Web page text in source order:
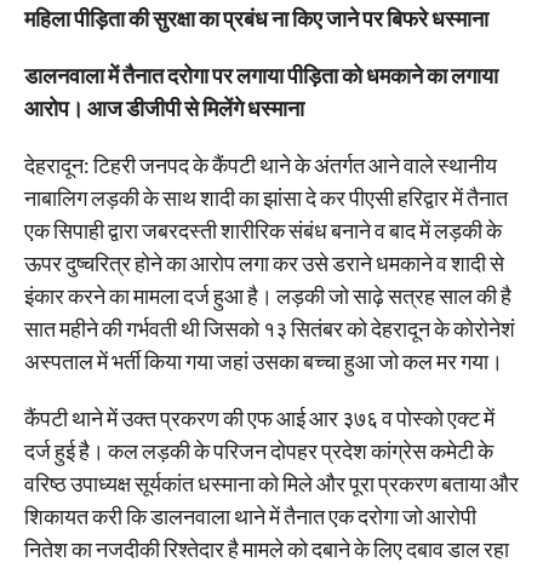
महिला पीड़िता की सुरक्षा का प्रबंध ना किए जाने पर बिफरे धस्माना
डालनवाला में तैनात दरोगा पर लगाया पीड़िता को धमकाने का लगाया
आरोप। आज डीजीपी से मिलेंगे धस्माना
देहरादून: टिहरी जनपद के कैंपटी थाने के अंतर्गत आने वाले स्थानीय
नाबालिग लड़की के साथ शादी का झांसा दे कर पीएसी हरिद्वार में तैनात
एक सिपाही द्वारा जबरदस्ती शारीरिक संबंध बनाने व बाद में लड़की के
ऊपर दुष्चरित्र होने का आरोप लगा कर उसे डराने धमकाने व शादी से
इंकार करने का मामला दर्ज हुआ है। लड़की जो साढ़े सत्रह साल की है
सात महीने की गर्भवती थी जिसको १३ सितंबर को देहरादून के कोरोनेशं
अस्पताल में भर्ती किया गया जहां उसका बच्चा हुआ जो कल मर गया।
कैंपटी थाने में उक्त प्रकरण की एफ आई आर ३७६ व पोस्को एक्ट में
दर्ज हुई है। कल लड़की के परिजन दोपहर प्रदेश कांग्रेस कमेटी के
वरिष्ठ उपाध्यक्ष सूर्यकांत धस्माना को मिले और पूरा प्रकरण बताया और
शिकायत करी कि डालनवाला थाने में तैनात एक दरोगा जो आरोपी
नितेश का नजदीकी रिश्तेदार है मामले को दबाने के लिए दबाव डाल रहा